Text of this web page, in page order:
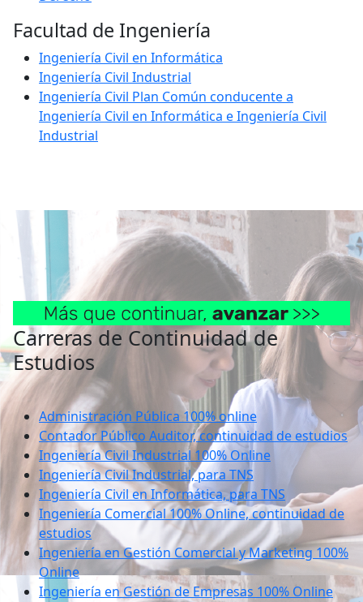
Facultad de Ingeniería
Ingeniería Civil en Informática
Ingeniería Civil Industrial
Ingeniería Civil Plan Común conducente a
Ingeniería Civil en Informática e Ingeniería Civil
Industrial
Carreras de Continuidad de
Estudios
Administración Pública 100% online
Contador Público Auditor, continuidad de estudios
Ingeniería Civil Industrial 100% Online
Ingeniería Civil Industrial, para TNS
Ingeniería Civil en Informática, para TNS
Ingeniería Comercial 100% Online, continuidad de
estudios
Ingeniería en Gestión Comercial y Marketing 100%
Online
Ingeniería en Gestión de Empresas 100% Online